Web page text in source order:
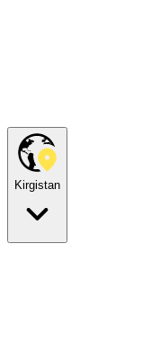
Kirgistan